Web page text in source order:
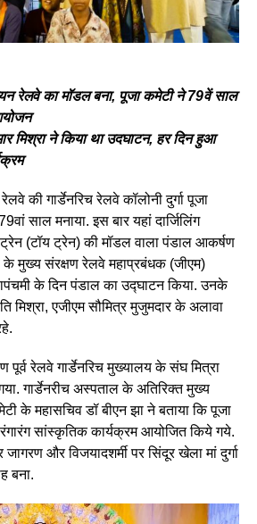
रेलवे का मॉडल बना, पूजा कमेटी ने 79वें साल
मिश्रा ने किया था उदघाटन, हर दिन हुआ
रेलवे की गार्डेनरिच रेलवे कॉलोनी दुर्गा पूजा
साल मनाया. इस बार यहां दार्जिलिंग
(टॉय ट्रेन) की मॉडल वाला पंडाल आकर्षण
मुख्य संरक्षण रेलवे महाप्रबंधक (जीएम)
के दिन पंडाल का उद्घाटन किया. उनके
मिश्रा, एजीएम सौमित्र मुजुमदार के अलावा
पूर्व रेलवे गार्डेनरिच मुख्यालय के संघ मित्रा
गार्डेनरीच अस्पताल के अतिरिक्त मुख्य
के महासचिव डॉ बीएन झा ने बताया कि पूजा
रंगारंग सांस्कृतिक कार्यक्रम आयोजित किये गये.
और विजयादशर्मी पर सिंदूर खेला मां दुर्गा
बना.